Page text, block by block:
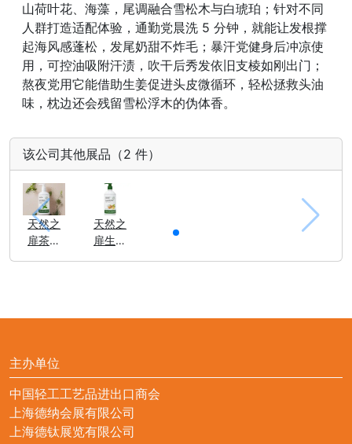
山荷叶花、海藻，尾调融合雪松木与白琥珀；针对不同
人群打造适配体验，通勤党晨洗 5 分钟，就能让发根撑
起海风感蓬松，发尾奶甜不炸毛；暴汗党健身后冲凉使
用，可控油吸附汗渍，吹干后秀发依旧支棱如刚出门；
熬夜党用它能借助生姜促进头皮微循环，轻松拯救头油
味，枕边还会残留雪松浮木的伪体香。
该公司其他展品（2 件）
天然之
扉茶树
天然之
扉生姜
主办单位
中国轻工工艺品进出口商会
上海德纳会展有限公司
上海德钛展览有限公司